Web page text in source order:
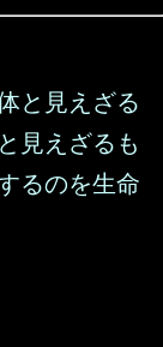
と見えざる
見えざるも
るのを生命